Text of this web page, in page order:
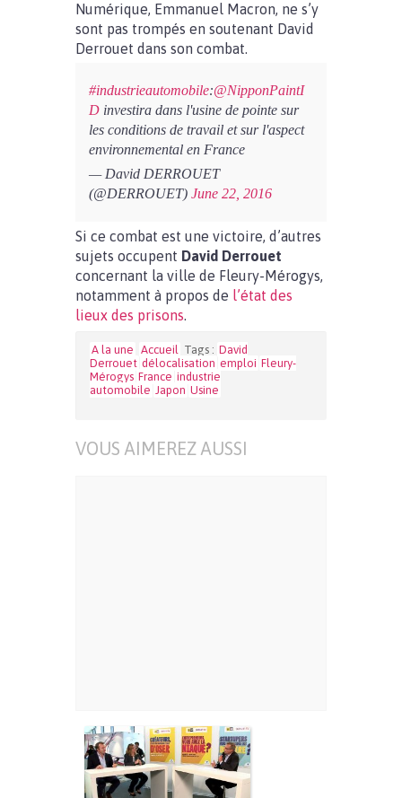
Numérique, Emmanuel Macron, ne s’y
sont pas trompés en soutenant David
Derrouet dans son combat.
#industrieautomobile:@NipponPaintI
D investira dans l'usine de pointe sur
les conditions de travail et sur l'aspect
environnemental en France
— David DERROUET
(@DERROUET) June 22, 2016
Si ce combat est une victoire, d’autres
sujets occupent David Derrouet
concernant la ville de Fleury-Mérogys,
notamment à propos de l’état des
lieux des prisons.
A la une Accueil Tags : David
Derrouet délocalisation emploi Fleury-
Mérogys France industrie
automobile Japon Usine
VOUS AIMEREZ AUSSI